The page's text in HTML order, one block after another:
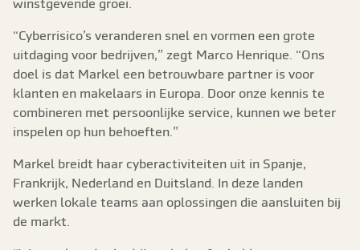
winstgevende groei.
“Cyberrisico’s veranderen snel en vormen een grote
uitdaging voor bedrijven,” zegt Marco Henrique. “Ons
doel is dat Markel een betrouwbare partner is voor
klanten en makelaars in Europa. Door onze kennis te
combineren met persoonlijke service, kunnen we beter
inspelen op hun behoeften.”
Markel breidt haar cyberactiviteiten uit in Spanje,
Frankrijk, Nederland en Duitsland. In deze landen
werken lokale teams aan oplossingen die aansluiten bij
de markt.